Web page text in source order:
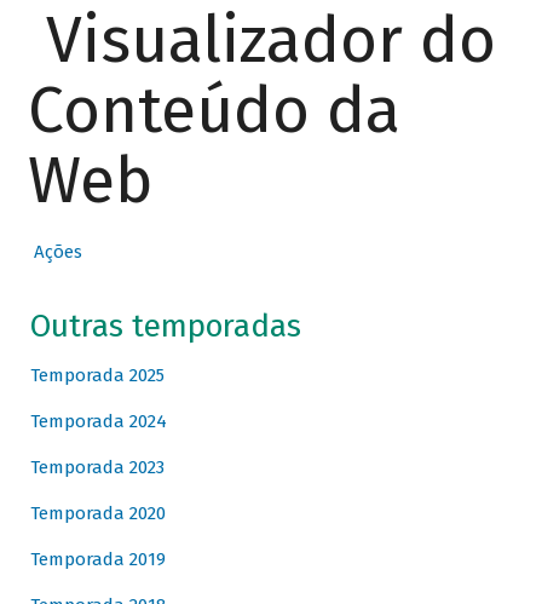
Visualizador do
Conteúdo da
Web
Ações
Outras temporadas
Temporada 2025
Temporada 2024
Temporada 2023
Temporada 2020
Temporada 2019